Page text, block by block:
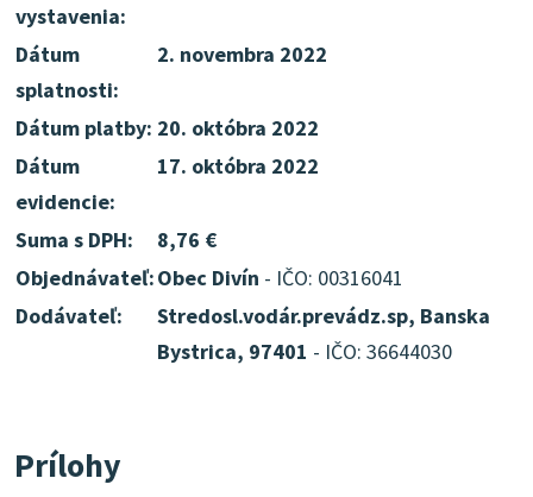
vystavenia:
Dátum
splatnosti:
2. novembra 2022
Dátum platby: 20. októbra 2022
Dátum
evidencie:
17. októbra 2022
Suma s DPH:
8,76 €
Objednávateľ:Obec Divín - IČO: 00316041
Dodávateľ:
Stredosl.vodár.prevádz.sp, Banska
Bystrica, 97401 - IČO: 36644030
Prílohy